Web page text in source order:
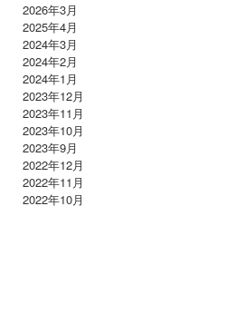
2026年3月
2025年4月
2024年3月
2024年2月
2024年1月
2023年12月
2023年11月
2023年10月
2023年9月
2022年12月
2022年11月
2022年10月